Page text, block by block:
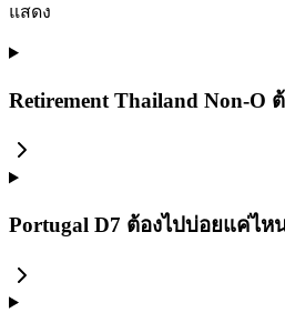
แสดง
Retirement Thailand Non-O
Portugal D7 ต้องไปบ่อยแค่ไห